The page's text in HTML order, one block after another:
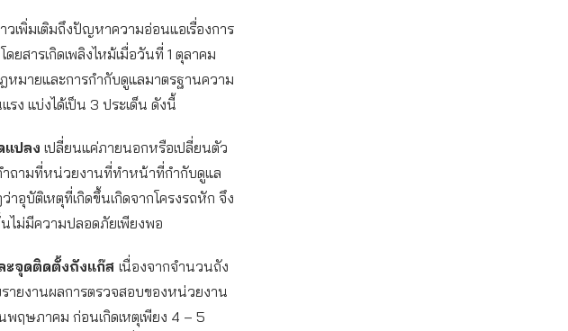
เพิ่มเติมถึงปัญหาความอ่อนแอเรื่องการ
ยสารเกิดเพลิงไหม้เมื่อวันที่ 1 ตุลาคม
หมายและการกำกับดูแลมาตรฐานความ
ง แบ่งได้เป็น 3 ประเด็น ดังนี้
แปลง เปลี่ยนแค่ภายนอกหรือเปลี่ยนตัว
าถามที่หน่วยงานที่ทำหน้าที่กำกับดูแล
อุบัติเหตุที่เกิดขึ้นเกิดจากโครงรถหัก จึง
ไม่มีความปลอดภัยเพียงพอ
ะจุดติดตั้งถังแก๊ส เนื่องจากจํานวนถัง
ายงานผลการตรวจสอบของหน่วยงาน
ฤษภาคม ก่อนเกิดเหตุเพียง 4 – 5